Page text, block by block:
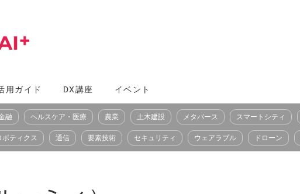
用ガイド DX講座 イベント
融 ヘルスケア・医療 農業 土木建設 メタバース スマートシティ
ボティクス 通信 要素技術 セキュリティ ウェアラブル ドローン